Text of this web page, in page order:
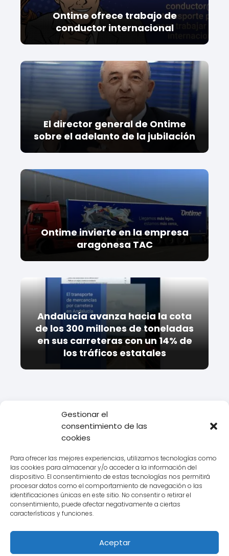
Gestionar el
consentimiento de las
cookies
Para ofrecer las mejores experiencias, utilizamos tecnologías como
las cookies para almacenar y/o acceder a la información del
dispositivo. El consentimiento de estas tecnologías nos permitirá
procesar datos como el comportamiento de navegación o las
identificaciones únicas en este sitio. No consentir o retirar el
consentimiento, puede afectar negativamente a ciertas
características y funciones.
Aceptar
Ontime ofrece trabajo de
conductor internacional
El director general de Ontime
sobre el adelanto de la jubilación
Ontime invierte en la empresa
aragonesa TAC
Andalucía avanza hacia la cota
de los 300 millones de toneladas
en sus carreteras con un 14% de
los tráficos estatales
Transporte
¿Qué es la AECAITV y cómo
impacta en el transporte de mercancías?
Aviso legal
Política de Cookies
Política de Privacidad
Contacto